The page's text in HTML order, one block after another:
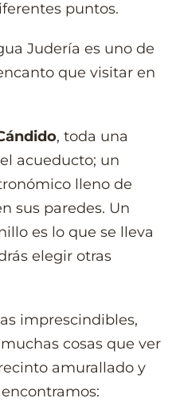
puntos.
Judería es uno de
que visitar en
, toda una
acueducto; un
lleno de
sus paredes. Un
es lo que se lleva
elegir otras
imprescindibles,
cosas que ver
amurallado y